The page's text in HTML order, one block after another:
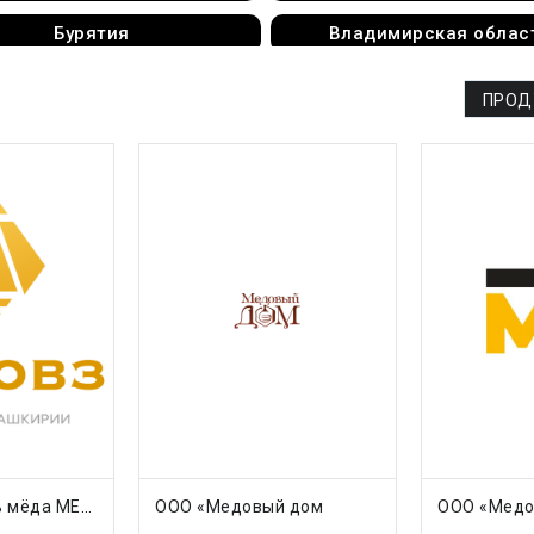
Бурятия Владимирская
Дагестан
Камчатский край
область
Красноярский край
Курская область
Ненецкий АО Нижегородская
ПОДРОБНЕЕ
ООО «Медовый дом